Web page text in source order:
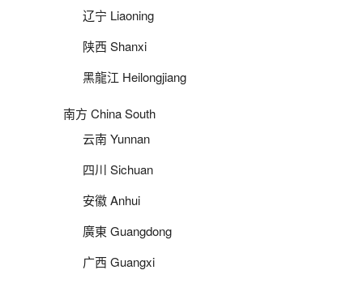
辽宁 Liaoning
陕西 Shanxi
黑龍江 Heilongjiang
南方 China South
云南 Yunnan
四川 Sichuan
安徽 Anhui
廣東 Guangdong
广西 Guangxi